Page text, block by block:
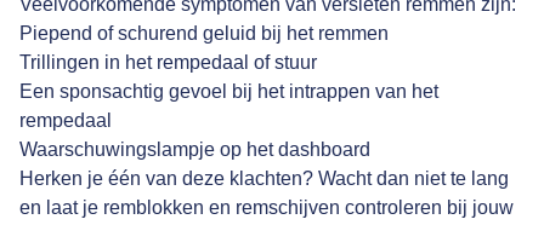
Piepend of schurend geluid bij het remmen
Trillingen in het rempedaal of stuur
Een sponsachtig gevoel bij het intrappen van het
rempedaal
Waarschuwingslampje op het dashboard
Herken je één van deze klachten? Wacht dan niet te lang
en laat je remblokken en remschijven controleren bij jouw